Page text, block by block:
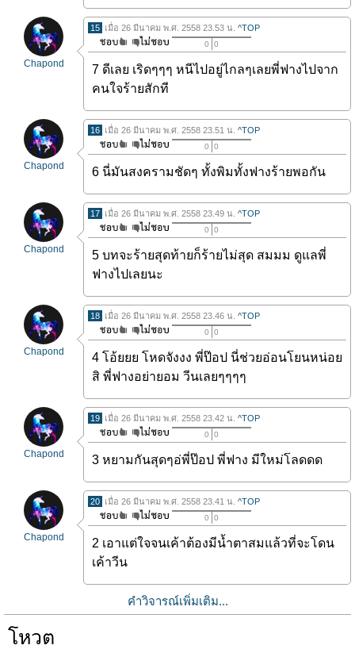
Chapond
15 เมื่อ 26 มีนาคม พ.ศ. 2558 23.53 น. ^TOP
0 0
7 ดีเลย เริดๆๆๆ หนีไปอยู่ไกลๆเลยพี่ฟางไปจาก
คนใจร้ายสักที
Chapond
16 เมื่อ 26 มีนาคม พ.ศ. 2558 23.51 น. ^TOP
0 0
6 นี่มันสงครามชัดๆ ทั้งพิมทั้งฟางร้ายพอกัน
Chapond
17 เมื่อ 26 มีนาคม พ.ศ. 2558 23.49 น. ^TOP
0 0
5 บทจะร้ายสุดท้ายก็ร้ายไม่สุด สมมม ดูแลพี่
ฟางไปเลยนะ
Chapond
18 เมื่อ 26 มีนาคม พ.ศ. 2558 23.46 น. ^TOP
0 0
4 โอ้ยยย โหดจังงง พี่ป๊อป นี่ช่วยอ่อนโยนหน่อย
สิ พี่ฟางอย่ายอม วีนเลยๆๆๆๆ
Chapond
19 เมื่อ 26 มีนาคม พ.ศ. 2558 23.42 น. ^TOP
0 0
3 หยามกันสุดๆอ่พี่ป๊อป พี่ฟาง มีใหม่โลดดด
Chapond
20 เมื่อ 26 มีนาคม พ.ศ. 2558 23.41 น. ^TOP
0 0
2 เอาแต่ใจจนเค้าต้องมีน้ำตาสมแล้วที่จะโดน
เค้าวีน
คำวิจารณ์เพิ่มเติม...
โหวต